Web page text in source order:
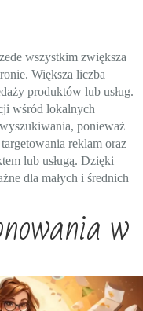
wszystkim zwiększa
Większa liczba
produktów lub usług.
wśród lokalnych
ponieważ
reklam oraz
lub usługą. Dzięki
dla małych i średnich
w